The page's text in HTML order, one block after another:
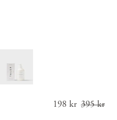
Nuvarande
198 kr 395 kr